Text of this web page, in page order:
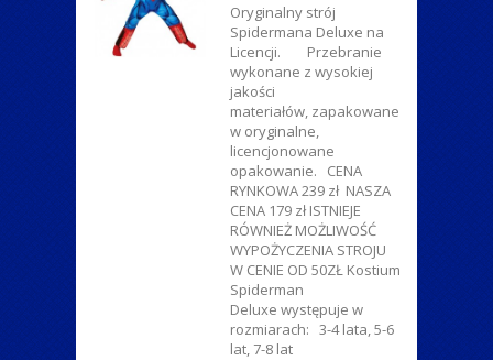
Oryginalny strój
Spidermana Deluxe na
Licencji. Przebranie
wykonane z wysokiej
jakości
materiałów, zapakowane
w oryginalne,
licencjonowane
opakowanie. CENA
RYNKOWA 239 zł NASZA
CENA 179 zł ISTNIEJE
RÓWNIEŻ MOŻLIWOŚĆ
WYPOŻYCZENIA STROJU
W CENIE OD 50ZŁ Kostium
Spiderman
Deluxe występuje w
rozmiarach: 3-4 lata, 5-6
lat, 7-8 lat